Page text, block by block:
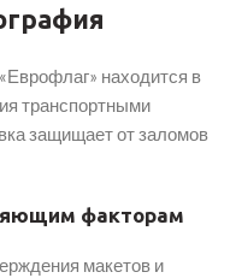
находится в
транспортными
защищает от заломов
факторам
макетов и